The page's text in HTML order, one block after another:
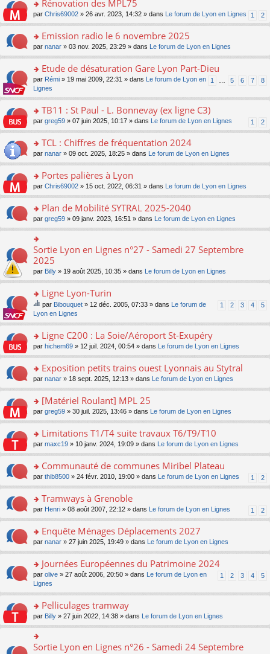
s
ré
c
nt
le
u
s
ré
e
nt
e
n
o
n
le
u
s
ré
c
nt
e
s
g
e
n
o
lu
u
s
ré
e
nt
er
le
m
e
s
g
e
n
o
n
le
u
s
ré
e
nt
o
n
ult
er
le
m
e
s
g
e
n
o
lu
pl
u
s
c
e
nt
Rénovation des MPL75
1 2
par Chris69002 » 26 avr. 2023, 14:32 » dans Le forum de Lyon en Lignes
o
n
ult
er
le
m
e
s
g
e
n
o
lu
pl
u
s
ré
c
e
nt
Emission radio le 6 novembre 2025
par nanar » 03 nov. 2025, 23:29 » dans Le forum de Lyon en Lignes
o
s
er
le
m
e
s
g
e
n
o
lu
pl
u
s
ré
nt
Etude de désaturation Gare Lyon Part-Dieu
1 5 6 7 8
par Rémi » 19 mai 2009, 22:31 » dans
Le forum de Lyon en
Lignes
o
n
ult
er
le
m
e
a
g
e
n
o
n
lu
le
pl
u
s
ré
nt
TB11 : St Paul - L. Bonnevay (ex ligne C3)
1 2
par greg59 » 07 juin 2025, 10:17 » dans Le forum de Lyon en Lignes
o
n
ult
er
le
m
e
s
g
e
n
o
lu
le
pl
u
s
ré
nt
TCL : Chiffres de fréquentation 2024
par nanar » 09 oct. 2025, 18:25 » dans Le forum de Lyon en Lignes
o
n
ult
er
le
m
e
s
a
e
n
o
n
le
pl
u
s
ré
nt
Portes palières à Lyon
par Chris69002 » 15 oct. 2022, 06:31 » dans Le forum de Lyon en Lignes
o
n
s
ult
er
le
m
e
s
e
n
o
n
le
pl
u
s
ré
nt
Plan de Mobilité SYTRAL 2025-2040
par greg59 » 09 janv. 2023, 16:51 » dans Le forum de Lyon en Lignes
o
n
ult
er
le
m
e
s
a
g
e
n
le
pl
u
s
c
e
nt
Sortie Lyon en Lignes n°27 - Samedi 27 Septembre
2025
par Billy » 19 août 2025, 10:35 » dans Le forum de Lyon en Lignes
o
n
s
er
le
m
e
s
g
e
n
o
lu
le
pl
u
s
c
e
nt
Ligne Lyon-Turin
1 2 3 4
5
e
su
co
nti
en
t
un
ag
e.
par Bibouquet » 12 déc. 2005, 07:33 » dans
Le forum de
Lyon en Lignes
o
n
ult
er
le
m
e
a
g
e
n
n
le
pl
u
ré
c
e
nt
Ligne C200 : La Soie/Aéroport St-Exupéry
par hichem69 » 12 juil. 2024, 00:54 » dans Le forum de Lyon en Lignes
o
n
ult
er
le
m
e
a
g
e
n
n
le
pl
u
ré
c
e
nt
Exposition petits trains ouest Lyonnais au Stytral
par nanar » 18 sept. 2025, 12:13 » dans Le forum de Lyon en Lignes
o
n
ult
er
le
m
e
a
g
e
n
n
le
pl
s
c
e
nt
[Matériel Roulant] MPL 25
par greg59 » 30 juil. 2025, 13:46 » dans Le forum de Lyon en Lignes
o
n
ult
er
le
m
e
a
g
e
n
n
pl
u
s
ré
c
e
Limitations T1/T4 suite travaux T6/T9/T10
par maxc19 » 10 janv. 2024, 19:09 » dans Le forum de Lyon en Lignes
o
n
ult
er
le
m
e
a
g
e
n
o
lu
pl
u
Communauté de communes Miribel Plateau
1 2
par thib8500 » 24 févr. 2010, 19:00 » dans Le forum de Lyon en Lignes
o
n
ult
er
le
m
e
s
g
e
n
o
n
Tramways à Grenoble
1 2
par Henri » 08 août 2007, 22:12 » dans Le forum de Lyon en Lignes
o
n
ult
er
le
m
e
s
a
e
Enquête Ménages Déplacements 2027
par nanar » 27 juin 2025, 19:49 » dans Le forum de Lyon en Lignes
o
s
er
le
m
e
s
Journées Européennes du Patrimoine 2024
1 2 3 4 5
par olive » 27 août 2006, 20:50 » dans
Le forum de Lyon en
Lignes
o
n
s
ult
er
Pelliculages tramway
par Billy » 27 juin 2022, 14:38 » dans Le forum de Lyon en Lignes
o
Sortie Lyon en Lignes n°26 - Samedi 24 Septembre